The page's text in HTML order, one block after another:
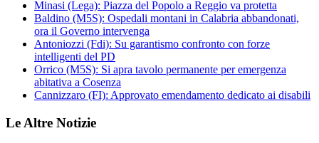
Minasi (Lega): Piazza del Popolo a Reggio va protetta
Baldino (M5S): Ospedali montani in Calabria abbandonati,
ora il Governo intervenga
Antoniozzi (Fdi): Su garantismo confronto con forze
intelligenti del PD
Orrico (M5S): Si apra tavolo permanente per emergenza
abitativa a Cosenza
Cannizzaro (FI): Approvato emendamento dedicato ai disabili
Le Altre Notizie